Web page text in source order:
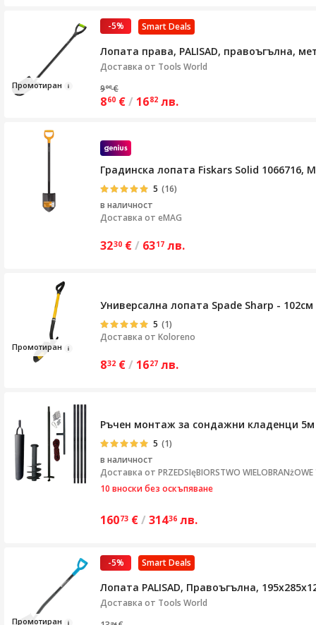
Промотиран
Smart Deals
-5%
Лопата права, PALISAD, правоъгълна,
Доставка от Tools World
908 €
860 €/ 1682 лв.
Градинска лопата Fiskars Solid
5 (16)
в наличност
Доставка от eMAG
3230 €/ 6317 лв.
Промотиран
Универсална лопата Spade Sharp - 102см
5 (1)
Доставка от Koloreno
832 €/ 1627 лв.
Ръчен монтаж за сондажни кладенци
5 (1)
в наличност
Доставка от PRZEDSIęBIORSTWO
10 вноски без оскъпяване
16073 €/ 31436 лв.
Промотиран
Smart Deals
-5%
Лопата PALISAD, Правоъгълна,
Доставка от Tools World
74